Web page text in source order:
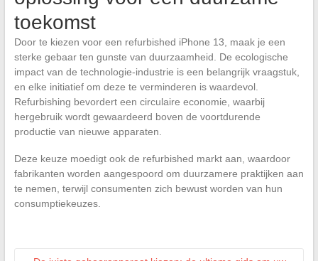
toekomst
Door te kiezen voor een refurbished iPhone 13, maak je een
sterke gebaar ten gunste van duurzaamheid. De ecologische
impact van de technologie-industrie is een belangrijk vraagstuk,
en elke initiatief om deze te verminderen is waardevol.
Refurbishing bevordert een circulaire economie, waarbij
hergebruik wordt gewaardeerd boven de voortdurende
productie van nieuwe apparaten.
Deze keuze moedigt ook de refurbished markt aan, waardoor
fabrikanten worden aangespoord om duurzamere praktijken aan
te nemen, terwijl consumenten zich bewust worden van hun
consumptiekeuzes.